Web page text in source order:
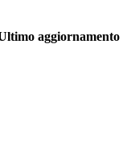
aggiornamento